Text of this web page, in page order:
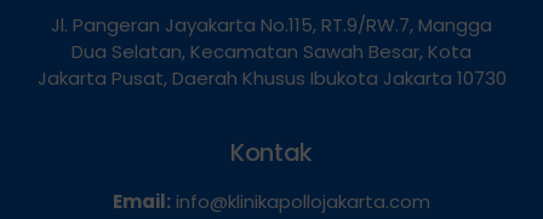
Jl. Pangeran Jayakarta No.115, RT.9/RW.7, Mangga
Dua Selatan, Kecamatan Sawah Besar, Kota